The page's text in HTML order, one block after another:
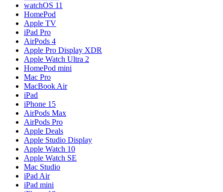
watchOS 11
HomePod
Apple TV
iPad Pro
AirPods 4
Apple Pro Display XDR
Apple Watch Ultra 2
HomePod mini
Mac Pro
MacBook Air
iPad
iPhone 15
AirPods Max
AirPods Pro
Apple Deals
Apple Studio Display
Apple Watch 10
Apple Watch SE
Mac Studio
iPad Air
iPad mini